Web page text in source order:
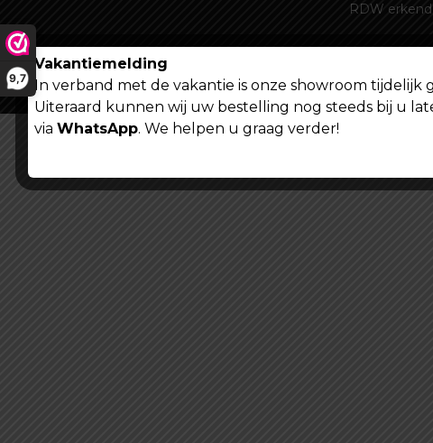
9,7
RDW erkend
Algemene voorwaardenPrivacy verklaring
Vakantiemelding
In verband met de vakantie is onze showroom tijdelijk
Uiteraard kunnen wij uw bestelling nog steeds bij u
via WhatsApp. We helpen u graag verder!